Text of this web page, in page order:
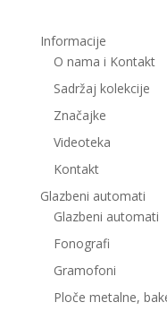
Informacije
O nama i Kontakt
Sadržaj kolekcije
Značajke
Videoteka
Kontakt
Glazbeni automati
Glazbeni automati
Fonografi
Gramofoni
Ploče metalne,